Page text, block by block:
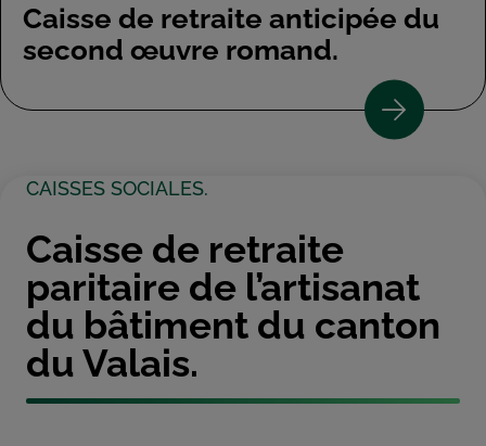
Caisse de retraite anticipée du
second œuvre romand.
CAISSES SOCIALES.
Caisse de retraite
paritaire de l’artisanat
du bâtiment du canton
du Valais.